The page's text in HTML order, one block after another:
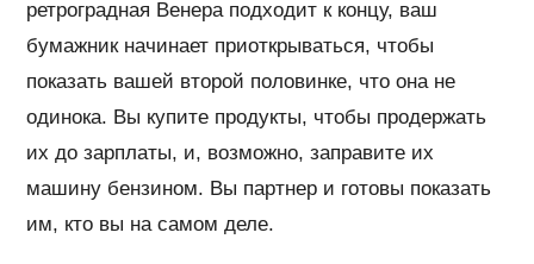
ретроградная Венера подходит к концу, ваш
бумажник начинает приоткрываться, чтобы
показать вашей второй половинке, что она не
одинока. Вы купите продукты, чтобы продержать
их до зарплаты, и, возможно, заправите их
машину бензином. Вы партнер и готовы показать
им, кто вы на самом деле.